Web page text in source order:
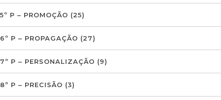
5º P – PROMOÇÃO (25)
6º P – PROPAGAÇÃO (27)
7º P – PERSONALIZAÇÃO (9)
8º P – PRECISÃO (3)